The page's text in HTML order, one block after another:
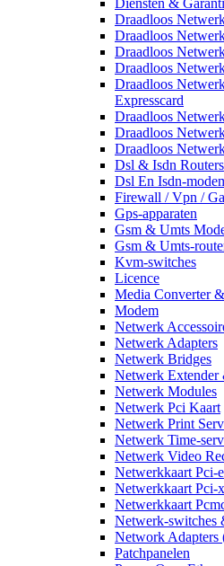
Draadloos
Draadloos
Draadloos
Draadloos
Draadloos
Expresscard
Draadloos
Draadloos
Draadloos
Dsl & Isdn Routers
Dsl En Isdn-
Firewall / Vpn /
Gps-apparaten
Gsm & Umts
Gsm & Umts-
Kvm-switches
Licence
Media Converter
Modem
Netwerk
Netwerk Adapters
Netwerk Bridges
Netwerk Extender
Netwerk Modules
Netwerk Pci Kaart
Netwerk Print
Netwerk Time-
Netwerk Video
Netwerkkaart Pci-e
Netwerkkaart Pci-x
Netwerkkaart
Netwerk-switches
Network Adapters
Patchpanelen